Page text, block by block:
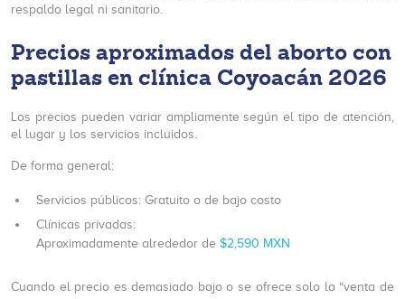
respaldo legal ni sanitario.
Precios aproximados del aborto con
pastillas en clínica Coyoacán 2026
Los precios pueden variar ampliamente según el tipo de atención,
el lugar y los servicios incluidos.
De forma general:
Servicios públicos: Gratuito o de bajo costo
Clínicas privadas:
Aproximadamente alrededor de $2,590 MXN
Cuando el precio es demasiado bajo o se ofrece solo la “venta de